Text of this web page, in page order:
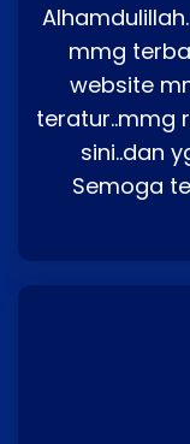
mmg
website
teratur..mmg
sini..dan
Semoga